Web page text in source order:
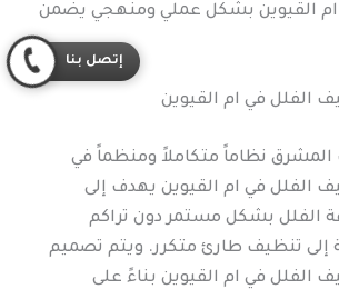
القيوين بشكل عملي ومنهجي يضمن
الفلل في ام القيوين
المشرق نظاماً متكاملاً ومنظماً في
الفلل في ام القيوين يهدف إلى
الفلل بشكل مستمر دون تراكم
إلى تنظيف طارئ متكرر. ويتم تصميم
الفلل في ام القيوين بناءً على
إتصل بنا